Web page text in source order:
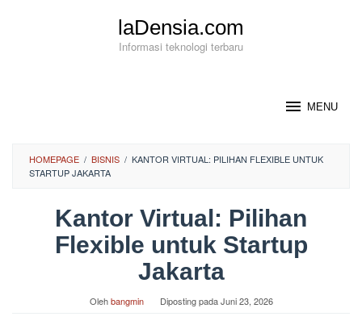
laDensia.com
Informasi teknologi terbaru
MENU
HOMEPAGE / BISNIS / KANTOR VIRTUAL: PILIHAN FLEXIBLE UNTUK
STARTUP JAKARTA
Kantor Virtual: Pilihan
Flexible untuk Startup
Jakarta
Olehbangmin Diposting padaJuni 23, 2026